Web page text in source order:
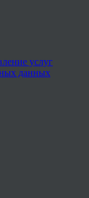
услуг
данных